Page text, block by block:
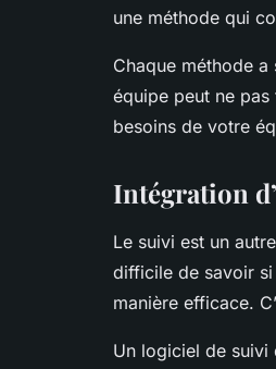
une méthode qui
Chaque méthode
équipe peut ne
besoins de votre
Intégration
Le suivi est un
difficile de savoir
manière efficace.
Un logiciel de suivi